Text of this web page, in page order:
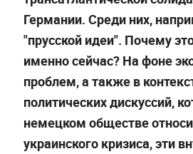
Германии. Среди них,
"прусской идеи". Почему
именно сейчас? На фоне
проблем, а также в
политических дискуссий,
немецком обществе
украинского кризиса, эти